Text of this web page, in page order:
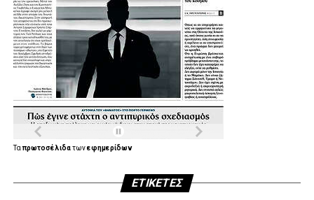
.
.
Ταπρωτοσέλιδατωνεφημερίδων
ΕΤΙΚΈΤΕΣ